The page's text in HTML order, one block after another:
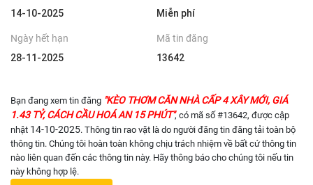
14-10-2025 Miễn phí
Ngày hết hạn
28-11-2025
Mã tin đăng
13642
Bạn đang xem tin đăng "KÈO THƠM CĂN NHÀ CẤP 4 XÂY MỚI, GIÁ
1.43 TỶ, CÁCH CẦU HOÁ AN 15 PHÚT", có mã số #13642, được cập
nhật 14-10-2025. Thông tin rao vặt là do người đăng tin đăng tải toàn bộ
thông tin. Chúng tôi hoàn toàn không chịu trách nhiệm về bất cứ thông tin
nào liên quan đến các thông tin này. Hãy thông báo cho chúng tôi nếu tin
này không hợp lệ.